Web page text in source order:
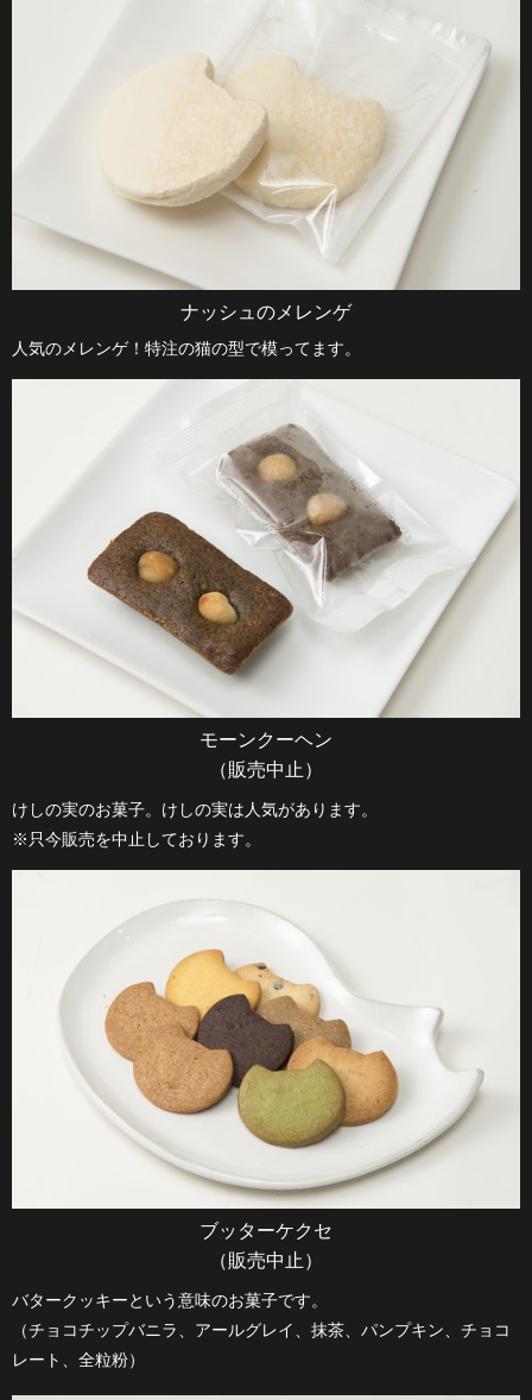
ナッシュのメレンゲ
人気のメレンゲ！特注の猫の型で模ってます。
モーンクーヘン
（販売中止）
けしの実のお菓子。けしの実は人気があります。
※只今販売を中止しております。
ブッターケクセ
（販売中止）
バタークッキーという意味のお菓子です。
（チョコチップバニラ、アールグレイ、抹茶、パンプキン、チョコ
レート、全粒粉）